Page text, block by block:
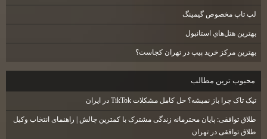
لپ تاپ مخصوص گيمينگ
بهترين هتل‌هاي استانبول
بهترین مرکز خرید پیپ در تهران کجاست؟
محبوب ترين مطالب
تیک تاک چرا باز نمیشه؟ حل کامل مشکلات TikTok در ایران
طلاق توافقی: پایان محترمانه زندگی مشترک با کمترین چالش | راهنمای انتخاب وکیل
طلاق توافقی در تهران